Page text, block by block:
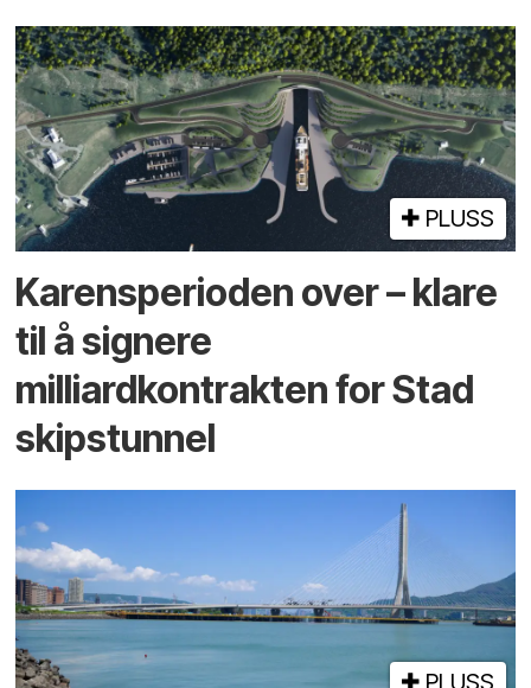
PLUSS
Karensperioden over – klare
til å signere
milliardkontrakten for Stad
skipstunnel
PLUSS